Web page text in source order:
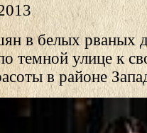
в белых рваных
темной улице к
в районе